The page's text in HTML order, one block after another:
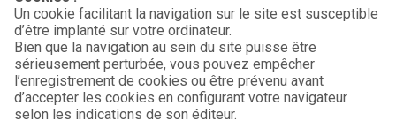
Un cookie facilitant la navigation sur le site est susceptible
d’être implanté sur votre ordinateur.
Bien que la navigation au sein du site puisse être
sérieusement perturbée, vous pouvez empêcher
l’enregistrement de cookies ou être prévenu avant
d’accepter les cookies en configurant votre navigateur
selon les indications de son éditeur.